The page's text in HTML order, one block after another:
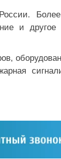
и другое